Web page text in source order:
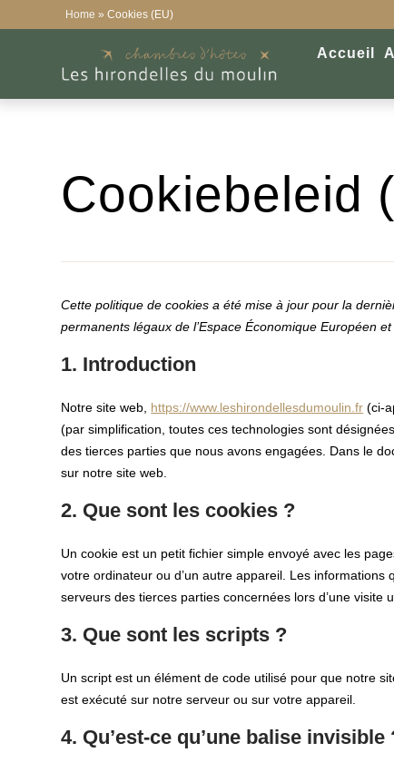
Home »Cookies (EU)
Accueil
Cookiebeleid
Cette politique de cookies a été mise à jour pour la
permanents légaux de l’Espace Économique Européen et
1. Introduction
Notre site web, https://www.leshirondellesdumoulin.fr (ci-
(par simplification, toutes ces technologies sont
des tierces parties que nous avons engagées. Dans le
sur notre site web.
2. Que sont les cookies ?
Un cookie est un petit fichier simple envoyé avec les
votre ordinateur ou d’un autre appareil. Les
serveurs des tierces parties concernées lors d’une visite
3. Que sont les scripts ?
Un script est un élément de code utilisé pour que notre
est exécuté sur notre serveur ou sur votre appareil.
4. Qu’est-ce qu’une balise invisible